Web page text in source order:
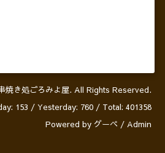
焼き処ごろみよ屋. All Rights Reserved.
153 / Yesterday: 760 / Total: 401358
Powered by グーペ / Admin